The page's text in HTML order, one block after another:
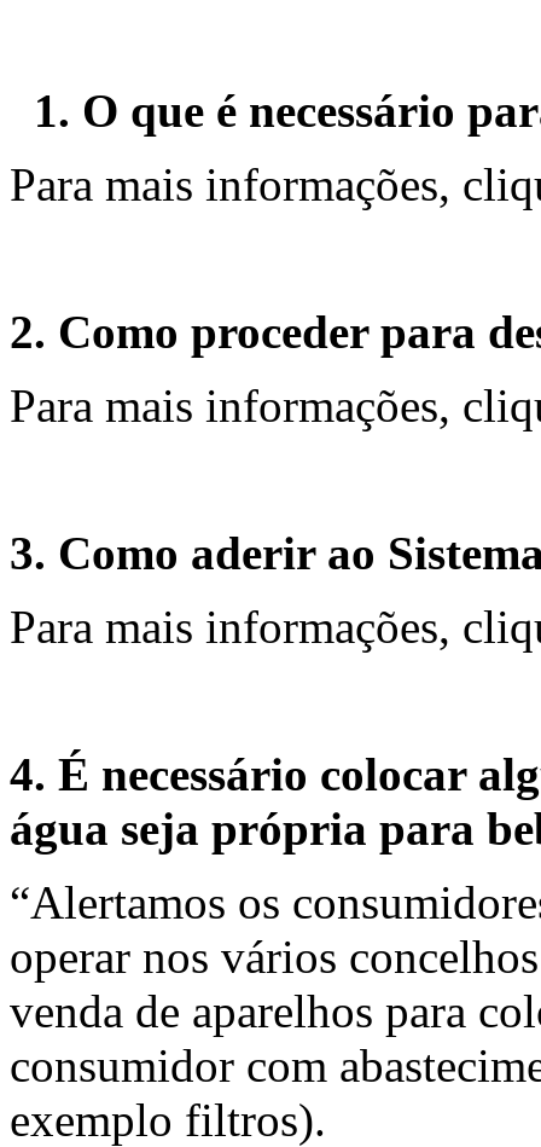
1. O que é necessário
Para mais informações,
2. Como proceder para
Para mais informações,
3. Como aderir ao
Para mais informações,
4. É necessário colocar
água seja própria para
“Alertamos os
operar nos vários
venda de aparelhos para
consumidor com
exemplo filtros).